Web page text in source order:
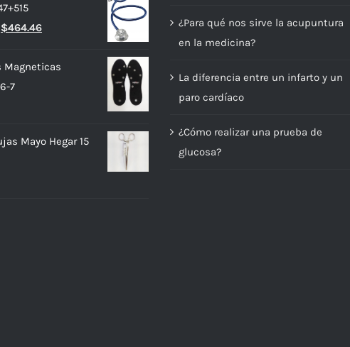
El
original
era:
$464.46El
actual
Magneticas
7
Mayo Hegar 15
¿Para qué nos sirve la acupuntura
en la medicina?
La diferencia entre un infarto y un
paro cardíaco
¿Cómo realizar una prueba de
glucosa?